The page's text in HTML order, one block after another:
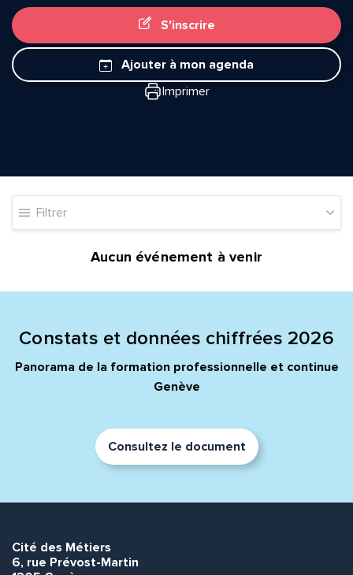
S'inscrire
Ajouter à mon agenda
Imprimer
Filtrer
Aucun événement à venir
Constats et données chiffrées 2026
Panorama de la formation professionnelle et continue
Genève
Consultez le document
Cité des Métiers
6, rue Prévost-Martin
Prénom et nom*
Message*
Commentaire*